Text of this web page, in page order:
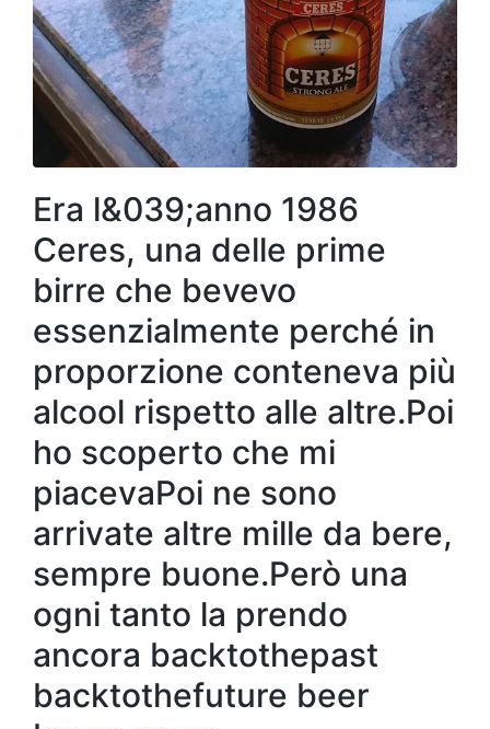
Era l&039;anno 1986
Ceres, una delle prime
birre che bevevo
essenzialmente perché in
proporzione conteneva più
alcool rispetto alle altre.Poi
ho scoperto che mi
piacevaPoi ne sono
arrivate altre mille da bere,
sempre buone.Però una
ogni tanto la prendo
ancora backtothepast
backtothefuture beer